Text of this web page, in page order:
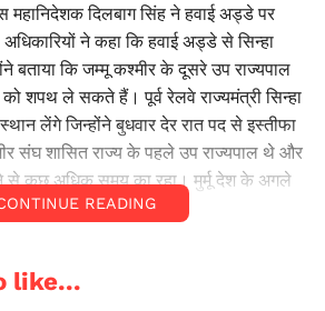
दिलबाग सिंह ने हवाई अड्डे पर
अधिकारियों ने कहा कि हवाई अड्डे से सिन्हा
बताया कि जम्मू कश्मीर के दूसरे उप राज्यपाल
शपथ ले सकते हैं। पूर्व रेलवे राज्यमंत्री सिन्हा
लेंगे जिन्होंने बुधवार देर रात पद से इस्तीफा
संघ शासित राज्य के पहले उप राज्यपाल थे और
से कुछ अधिक समय का रहा। मुर्मू देश के अगले
होंगे।
READING
like...